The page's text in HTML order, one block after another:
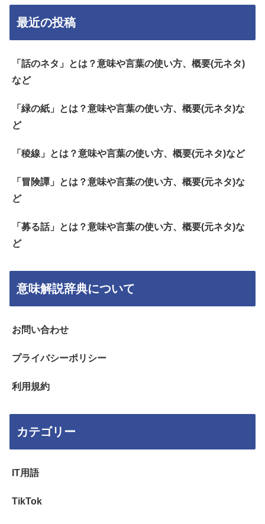
最近の投稿
「話のネタ」とは？意味や言葉の使い方、概要(元ネタ)
など
「緑の紙」とは？意味や言葉の使い方、概要(元ネタ)な
ど
「稜線」とは？意味や言葉の使い方、概要(元ネタ)など
「冒険譚」とは？意味や言葉の使い方、概要(元ネタ)な
ど
「募る話」とは？意味や言葉の使い方、概要(元ネタ)な
ど
意味解説辞典について
お問い合わせ
プライバシーポリシー
利用規約
カテゴリー
IT用語
TikTok